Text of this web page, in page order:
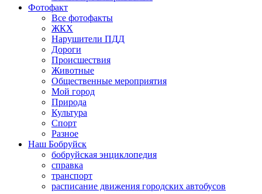
Фотофакт
Все фотофакты
ЖКХ
Нарушители ПДД
Дороги
Происшествия
Животные
Общественные мероприятия
Мой город
Природа
Культура
Спорт
Разное
Наш Бобруйск
бобруйская энциклопедия
справка
транспорт
расписание движения городских автобусов